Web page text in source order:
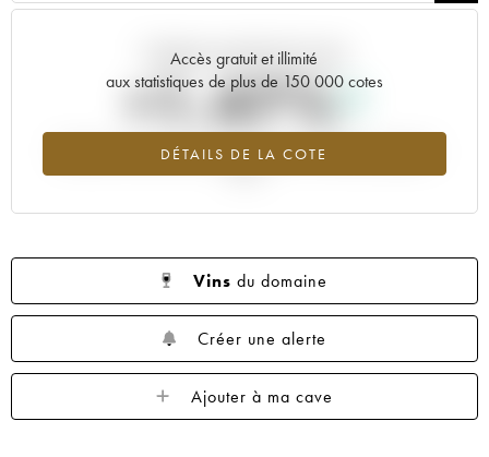
Accès gratuit et illimité
aux statistiques de plus de 150 000 cotes
DÉTAILS DE LA COTE
Tendance actuelle de la cote
+1.47%
Tendance à la hausse du millésime 1983 en 2026 par rapport à
Vins du domaine
Créer une alerte
Ajouter à ma cave